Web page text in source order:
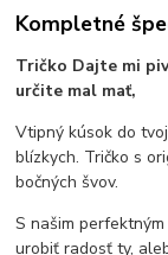
Kompletné
Tričko Dajte mi
určite mal mať,
Vtipný kúsok do
blízkych. Tričko s
bočných švov.
S našim
urobiť radosť ty,